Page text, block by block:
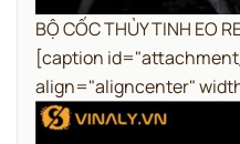
BỘ CỐC THỦY TINH EO
[caption
align="aligncenter"